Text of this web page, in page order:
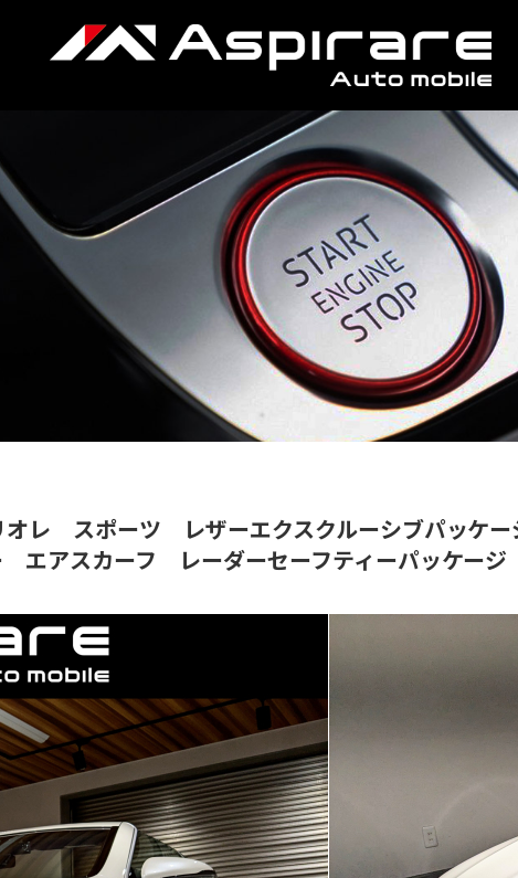
買取査定 / purchase
会社概要 / company
オレ スポーツ レザーエクスクルーシブパッ
アスカーフ レーダーセーフティーパッケージ